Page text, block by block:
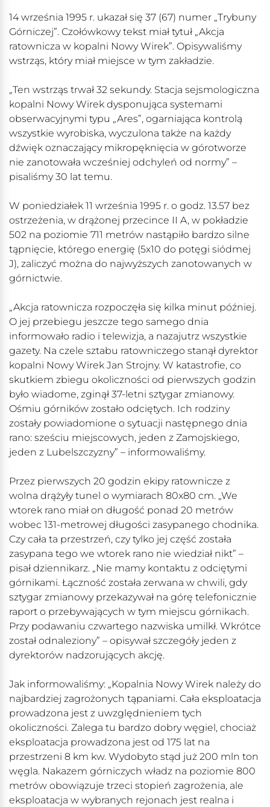
14 września 1995 r. ukazał się 37 (67) numer „Trybuny
Górniczej”. Czołówkowy tekst miał tytuł „Akcja
ratownicza w kopalni Nowy Wirek”. Opisywaliśmy
wstrząs, który miał miejsce w tym zakładzie.
„Ten wstrząs trwał 32 sekundy. Stacja sejsmologiczna
kopalni Nowy Wirek dysponująca systemami
obserwacyjnymi typu „Ares”, ogarniająca kontrolą
wszystkie wyrobiska, wyczulona także na każdy
dźwięk oznaczający mikropęknięcia w górotworze
nie zanotowała wcześniej odchyleń od normy” –
pisaliśmy 30 lat temu.
W poniedziałek 11 września 1995 r. o godz. 13.57 bez
ostrzeżenia, w drążonej przecince II A, w pokładzie
502 na poziomie 711 metrów nastąpiło bardzo silne
tąpnięcie, którego energię (5x10 do potęgi siódmej
J), zaliczyć można do najwyższych zanotowanych w
górnictwie.
„Akcja ratownicza rozpoczęła się kilka minut później.
O jej przebiegu jeszcze tego samego dnia
informowało radio i telewizja, a nazajutrz wszystkie
gazety. Na czele sztabu ratowniczego stanął dyrektor
kopalni Nowy Wirek Jan Strojny. W katastrofie, co
skutkiem zbiegu okoliczności od pierwszych godzin
było wiadome, zginął 37-letni sztygar zmianowy.
Ośmiu górników zostało odciętych. Ich rodziny
zostały powiadomione o sytuacji następnego dnia
rano: sześciu miejscowych, jeden z Zamojskiego,
jeden z Lubelszczyzny” – informowaliśmy.
Przez pierwszych 20 godzin ekipy ratownicze z
wolna drążyły tunel o wymiarach 80x80 cm. „We
wtorek rano miał on długość ponad 20 metrów
wobec 131-metrowej długości zasypanego chodnika.
Czy cała ta przestrzeń, czy tylko jej część została
zasypana tego we wtorek rano nie wiedział nikt” –
pisał dziennikarz. „Nie mamy kontaktu z odciętymi
górnikami. Łączność została zerwana w chwili, gdy
sztygar zmianowy przekazywał na górę telefonicznie
raport o przebywających w tym miejscu górnikach.
Przy podawaniu czwartego nazwiska umilkł. Wkrótce
został odnaleziony” – opisywał szczegóły jeden z
dyrektorów nadzorujących akcję.
Jak informowaliśmy: „Kopalnia Nowy Wirek należy do
najbardziej zagrożonych tąpaniami. Cała eksploatacja
prowadzona jest z uwzględnieniem tych
okoliczności. Zalega tu bardzo dobry węgiel, chociaż
eksploatacja prowadzona jest od 175 lat na
przestrzeni 8 km kw. Wydobyto stąd już 200 mln ton
węgla. Nakazem górniczych władz na poziomie 800
metrów obowiązuje trzeci stopień zagrożenia, ale
eksploatacja w wybranych rejonach jest realna i